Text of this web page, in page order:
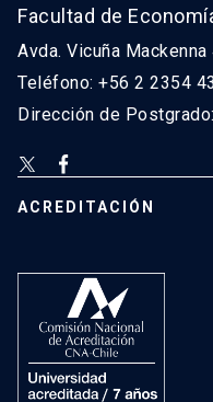
Facultad de
Avda. Vicuña
Teléfono: +56 2 2354
Dirección de
ACREDITACIÓN